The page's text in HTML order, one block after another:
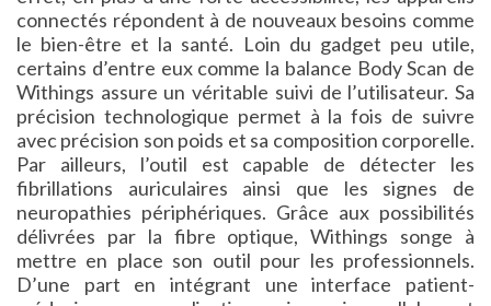
connectés répondent à de nouveaux besoins comme
le bien-être et la santé. Loin du gadget peu utile,
certains d’entre eux comme la balance Body Scan de
Withings assure un véritable suivi de l’utilisateur. Sa
précision technologique permet à la fois de suivre
avec précision son poids et sa composition corporelle.
Par ailleurs, l’outil est capable de détecter les
fibrillations auriculaires ainsi que les signes de
neuropathies périphériques. Grâce aux possibilités
délivrées par la fibre optique, Withings songe à
mettre en place son outil pour les professionnels.
D’une part en intégrant une interface patient-